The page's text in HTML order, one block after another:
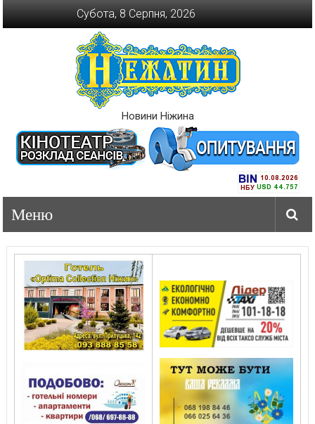
Субота, 8 Серпня, 2026
Новини Ніжина